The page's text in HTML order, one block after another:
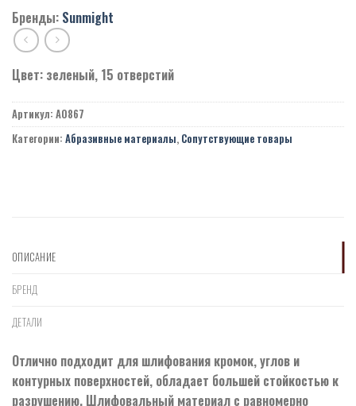
Бренды: Sunmight
Цвет: зеленый, 15 отверстий
Артикул: A0867
Категории: Абразивные материалы, Сопутствующие товары
ОПИСАНИЕ
БРЕНД
ДЕТАЛИ
Отлично подходит для шлифования кромок, углов и
контурных поверхностей, обладает большей стойкостью к
разрушению. Шлифовальный материал с равномерно